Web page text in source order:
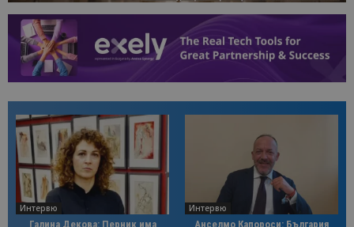
Интервю
Галина Декова: Перник има
Интервю
Анселмо Капороси: България